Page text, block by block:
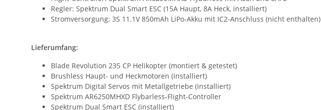
Regler: Spektrum Dual Smart ESC (15A Haupt, 8A Heck, installiert)
Stromversorgung: 3S 11.1V 850mAh LiPo-Akku mit IC2-Anschluss (nicht enthalten)
Lieferumfang:
Blade Revolution 235 CP Helikopter (montiert & getestet)
Brushless Haupt- und Heckmotoren (installiert)
Spektrum Digital Servos mit Metallgetriebe (installiert)
Spektrum AR6250MHXD Flybarless-Flight-Controller
Spektrum Dual Smart ESC (installiert)